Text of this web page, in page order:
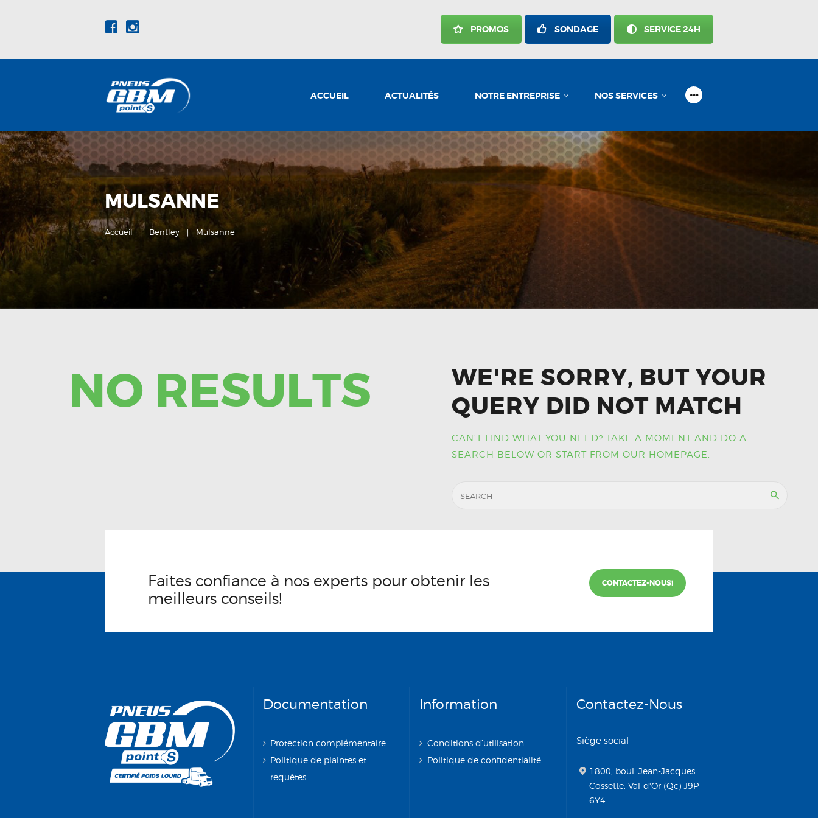
PROMOS SONDAGE SERVICE 24H
ACCUEIL ACTUALITÉS NOTRE ENTREPRISE NOS SERVICES
MULSANNE
Accueil Bentley Mulsanne
NOTRE ENTREPRISE
CARRIÈRES
NO RESULTS
WE'RE SORRY, BUT YOUR
QUERY DID NOT MATCH
CAN'T FIND WHAT YOU NEED? TAKE A MOMENT AND DO A
SEARCH BELOW OR START FROM OUR HOMEPAGE.
Faites confiance à nos experts pour obtenir les
meilleurs conseils!
CONTACTEZ-NOUS!
Documentation
Protection complémentaire
Politique de plaintes et
requêtes
Information
Conditions d’utilisation
Politique de confidentialité
Contactez-Nous
Siège social
1800, boul. Jean-Jacques
Cossette, Val-d'Or (Qc) J9P
6Y4